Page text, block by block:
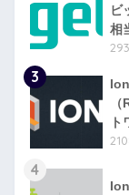
ビ
相
3
ト
4